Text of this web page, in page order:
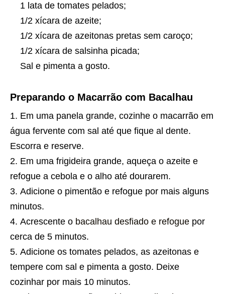
1 lata de tomates pelados;
1/2 xícara de azeite;
1/2 xícara de azeitonas pretas sem caroço;
1/2 xícara de salsinha picada;
Sal e pimenta a gosto.
Preparando o Macarrão com Bacalhau
Em uma panela grande, cozinhe o macarrão em
água fervente com sal até que fique al dente.
Escorra e reserve.
Em uma frigideira grande, aqueça o azeite e
refogue a cebola e o alho até dourarem.
Adicione o pimentão e refogue por mais alguns
minutos.
Acrescente o bacalhau desfiado e refogue por
cerca de 5 minutos.
Adicione os tomates pelados, as azeitonas e
tempere com sal e pimenta a gosto. Deixe
cozinhar por mais 10 minutos.